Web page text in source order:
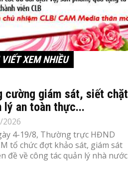
XEM NHIỀU
cường giám sát, siết chặt
lý an toàn thực...
2026
4-19/8, Thường trực HĐND
tổ chức đợt khảo sát, giám sát
đề về công tác quản lý nhà nước